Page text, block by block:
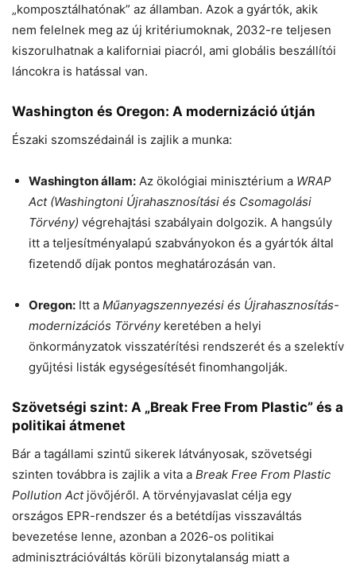
„komposztálhatónak” az államban. Azok a gyártók, akik
nem felelnek meg az új kritériumoknak, 2032-re teljesen
kiszorulhatnak a kaliforniai piacról, ami globális beszállítói
láncokra is hatással van.
Washington és Oregon: A modernizáció útján
Északi szomszédainál is zajlik a munka:
Washington állam: Az ökológiai minisztérium a WRAP
Act (Washingtoni Újrahasznosítási és Csomagolási
Törvény) végrehajtási szabályain dolgozik. A hangsúly
itt a teljesítményalapú szabványokon és a gyártók által
fizetendő díjak pontos meghatározásán van.
Oregon: Itt a Műanyagszennyezési és Újrahasznosítás-
modernizációs Törvénykeretében a helyi
önkormányzatok visszatérítési rendszerét és a szelektív
gyűjtési listák egységesítését finomhangolják.
Szövetségi szint: A „Break Free From Plastic” és a
politikai átmenet
Bár a tagállami szintű sikerek látványosak, szövetségi
szinten továbbra is zajlik a vita a Break Free From Plastic
Pollution Actjövőjéről. A törvényjavaslat célja egy
országos EPR-rendszer és a betétdíjas visszaváltás
bevezetése lenne, azonban a 2026-os politikai
adminisztrációváltás körüli bizonytalanság miatt a